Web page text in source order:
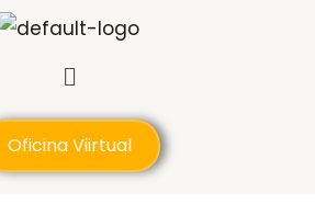
Menú
Oficina Viirtual